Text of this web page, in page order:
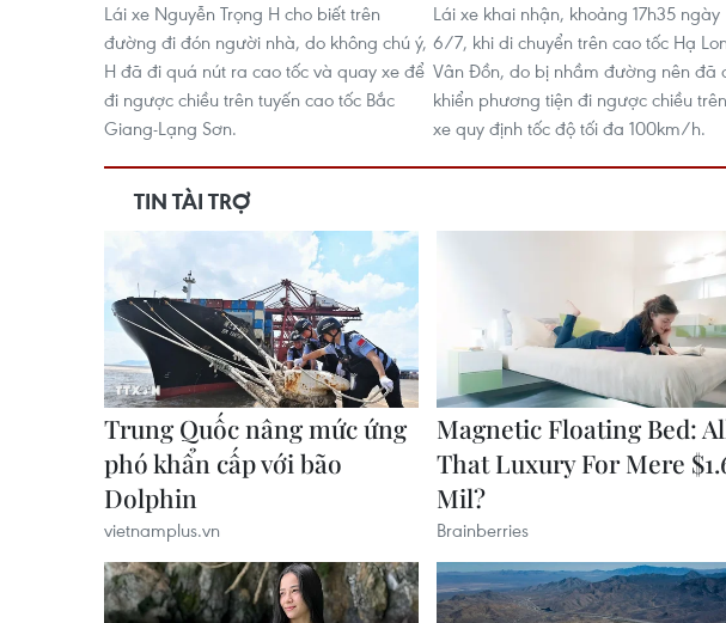
Lái xe Nguyễn Trọng H cho biết trên
đường đi đón người nhà, do không chú ý,
H đã đi quá nút ra cao tốc và quay xe để
đi ngược chiều trên tuyến cao tốc Bắc
Giang-Lạng Sơn.
Lái xe khai nhận, khoảng 17h35 ngày
6/7, khi di chuyển trên cao tốc Hạ
Vân Đồn, do bị nhầm đường nên đã
khiển phương tiện đi ngược chiều
xe quy định tốc độ tối đa 100km/h.